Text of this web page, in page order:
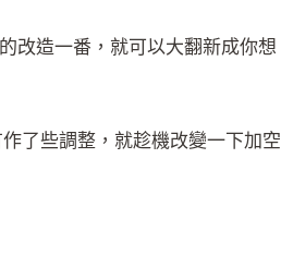
改造一番，就可以大翻新成你想
了些調整，就趁機改變一下加空